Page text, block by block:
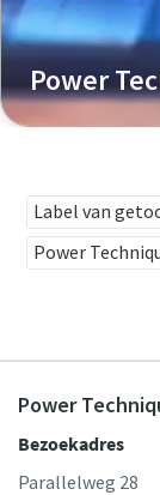
Power
Label van
Power
Power
Bezoekadres
Parallelweg 28